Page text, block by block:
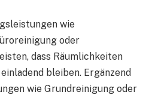
wie
oder
dass Räumlichkeiten
bleiben. Ergänzend
wie Grundreinigung oder